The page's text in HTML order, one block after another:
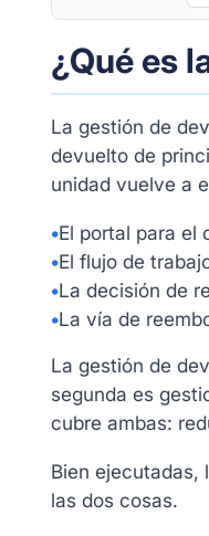
¿Qué es
La gestión de
devuelto de
unidad vuelve a
•El portal para el
•El flujo de
•La decisión de
•La vía de
La gestión de
segunda es
cubre ambas:
Bien ejecutadas,
las dos cosas.